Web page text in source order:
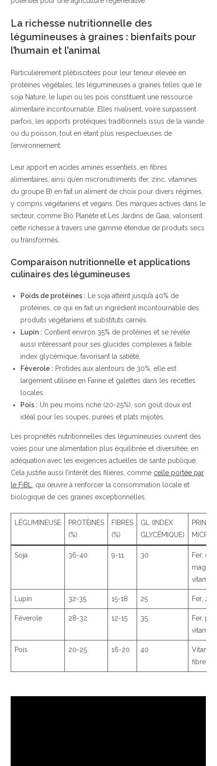
La richesse nutritionnelle des
légumineuses à graines : bienfaits pour
l’humain et l’animal
Particulièrement plébiscitées pour leur teneur élevée en
protéines végétales, les légumineuses à graines telles que le
soja Nature, le lupin ou les pois constituent une ressource
alimentaire incontournable. Elles rivalisent, voire surpassent
parfois, les apports protéiques traditionnels issus de la viande
ou du poisson, tout en étant plus respectueuses de
l’environnement.
Leur apport en acides aminés essentiels, en fibres
alimentaires, ainsi qu’en micronutriments (fer, zinc, vitamines
du groupe B) en fait un aliment de choix pour divers régimes,
y compris végétariens et vegans. Des marques actives dans le
secteur, comme Bio Planète et Les Jardins de Gaia, valorisent
cette richesse à travers une gamme étendue de produits secs
ou transformés.
Comparaison nutritionnelle et applications
culinaires des légumineuses
Poids de protéines : Le soja atteint jusqu’à 40% de
protéines, ce qui en fait un ingrédient incontournable des
produits végétariens et substituts carnés.
Lupin : Contient environ 35% de protéines et se révèle
aussi intéressant pour ses glucides complexes à faible
index glycémique, favorisant la satiété.
Féverole : Protides aux alentours de 30%, elle est
largement utilisée en Farine et galettes dans les recettes
locales.
Pois : Un peu moins riche (20-25%), son goût doux est
idéal pour les soupes, purées et plats mijotés.
Les propriétés nutritionnelles des légumineuses ouvrent des
voies pour une alimentation plus équilibrée et diversifiée, en
adéquation avec les exigences actuelles de santé publique.
Cela justifie aussi l’intérêt des filières, comme celle portée par
le FiBL
, qui œuvre à renforcer la consommation locale et
biologique de ces graines exceptionnelles.
LÉGUMINEUSE
PROTÉINES
(%)
FIBRES
(%)
GL (INDEX
GLYCÉMIQUE)
Soja 36-40 9-11 30
Fer,
Lupin 32-35 15-18 25 Fer,
Féverole 28-32 12-15 35
Fer,
Pois 20-25 16-20 40
fibres